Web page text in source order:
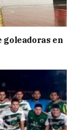
goleadoras en